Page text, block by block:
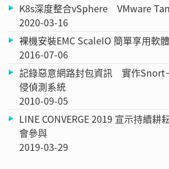
K8s深度整合vSphere VMware
2020-03-16
裸機安裝EMC ScaleIO 簡單享用軟
2016-07-06
記錄惡意網路封包資訊 實作Snort
侵偵測系統
2010-09-05
LINE CONVERGE 2019 宣示持續耕
會參與
2019-03-29